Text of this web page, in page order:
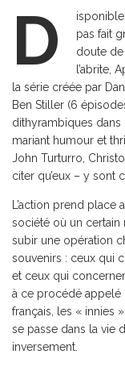
D
pas fait
doute
l’abrite,
la série créée par
Ben Stiller (6
dithyrambiques dans
mariant humour et
John Turturro,
citer qu’eux – y sont
L’action prend place
société où un
subir une opération
souvenirs : ceux qui
et ceux qui
à ce procédé appelé
français, les « innies
se passe dans la vie
inversement.